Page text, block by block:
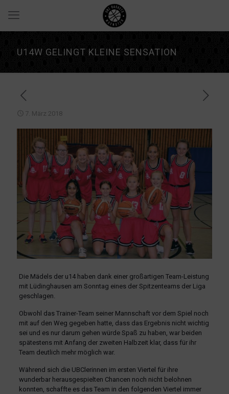
U14W GELINGT KLEINE SENSATION
7. März 2018
Die Mädels der u14 haben dank einer großartigen Team-Leistung
mit Lüdinghausen am Sonntag eines der Spitzenteams der Liga
geschlagen.
Obwohl das Trainer-Team seiner Mannschaft vor dem Spiel noch
mit auf den Weg gegeben hatte, dass das Ergebnis nicht wichtig
sei und es nur darum gehen würde Spaß zu haben, war beiden
spätestens mit Anfang der zweiten Halbzeit klar, dass für ihr
Team deutlich mehr möglich war.
Während sich die UBClerinnen im ersten Viertel für ihre
wunderbar herausgespielten Chancen noch nicht belohnen
konnten, schaffte es das Team in den folgenden Viertel immer